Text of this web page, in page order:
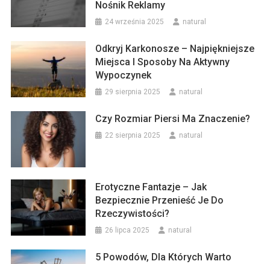
Nośnik Reklamy
24 września 2025 natural
Odkryj Karkonosze – Najpiękniejsze
Miejsca I Sposoby Na Aktywny
Wypoczynek
29 sierpnia 2025 natural
Czy Rozmiar Piersi Ma Znaczenie?
22 sierpnia 2025 natural
Erotyczne Fantazje – Jak
Bezpiecznie Przenieść Je Do
Rzeczywistości?
26 lipca 2025 natural
5 Powodów, Dla Których Warto